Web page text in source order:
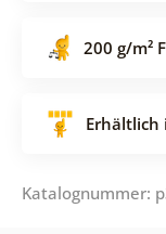
200 g/m²
Erhältlich
Katalognummer: